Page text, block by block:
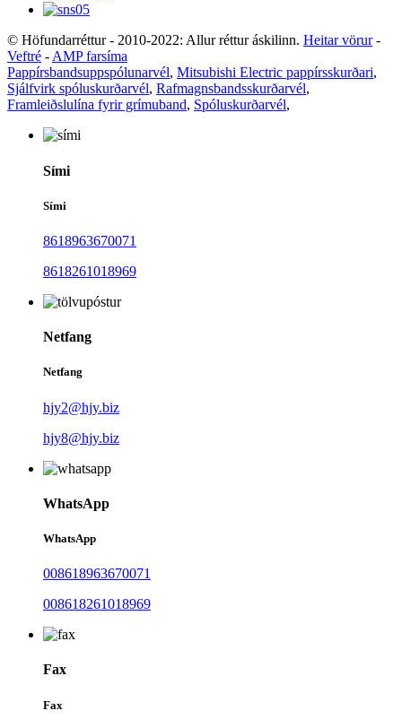
© Höfundarréttur - 2010-2022: Allur réttur áskilinn. Heitar vörur-
Veftré - AMP farsíma
Pappírsbandsuppspólunarvél, Mitsubishi Electric pappírsskurðari,
Sjálfvirk spóluskurðarvél, Rafmagnsbandsskurðarvél,
Framleiðslulína fyrir grímuband, Spóluskurðarvél,
Sími
Sími
8618963670071
8618261018969
Netfang
Netfang
hjy2@hjy.biz
hjy8@hjy.biz
WhatsApp
WhatsApp
008618963670071
008618261018969
Fax
Fax